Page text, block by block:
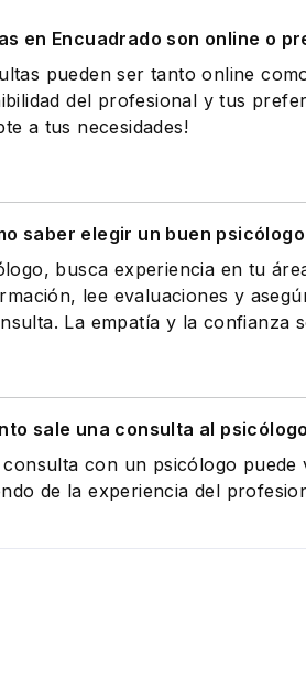
en Encuadrado son online o
pueden ser tanto online
del profesional y tus
a tus necesidades!
saber elegir un buen
busca experiencia en tu
lee evaluaciones y
La empatía y la confianza
sale una consulta al
con un psicólogo
de la experiencia del